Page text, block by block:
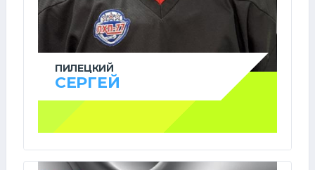
ПИЛЕЦКИЙ
СЕРГЕЙ